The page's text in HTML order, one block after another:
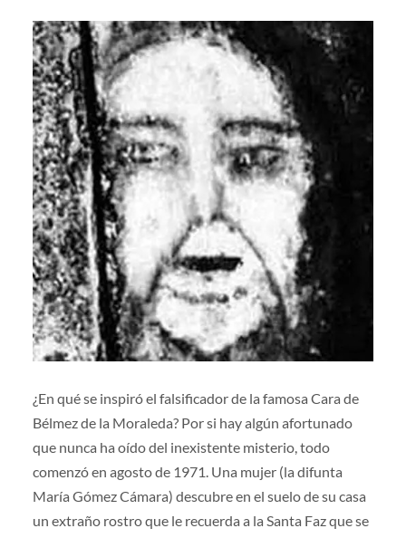
¿En qué se inspiró el falsificador de la famosa Cara de
Bélmez de la Moraleda? Por si hay algún afortunado
que nunca ha oído del inexistente misterio, todo
comenzó en agosto de 1971. Una mujer (la difunta
María Gómez Cámara) descubre en el suelo de su casa
un extraño rostro que le recuerda a la Santa Faz que se